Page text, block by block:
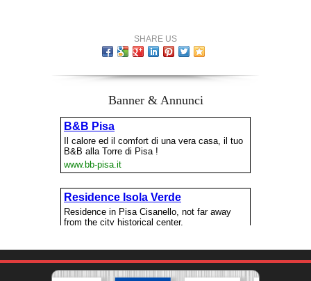
SHARE US
Banner & Annunci